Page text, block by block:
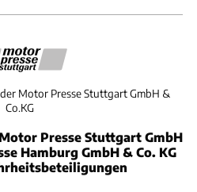
Motor Presse Stuttgart GmbH &
Co.KG
Presse Stuttgart GmbH
Hamburg GmbH & Co. KG